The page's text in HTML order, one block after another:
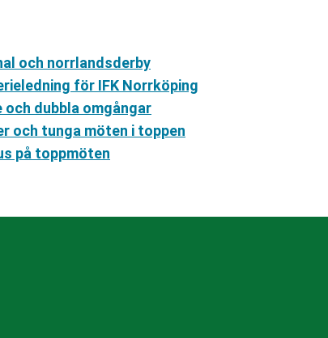
och norrlandsderby
för IFK Norrköping
dubbla omgångar
och tunga möten i toppen
på toppmöten